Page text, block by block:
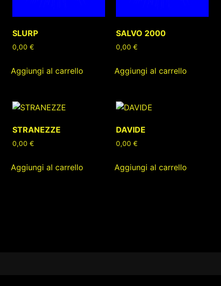
SLURP
0,00€
Aggiungi al carrello
SALVO 2000
0,00€
Aggiungi al carrello
STRANEZZE
0,00€
Aggiungi al carrello
DAVIDE
0,00€
Aggiungi al carrello